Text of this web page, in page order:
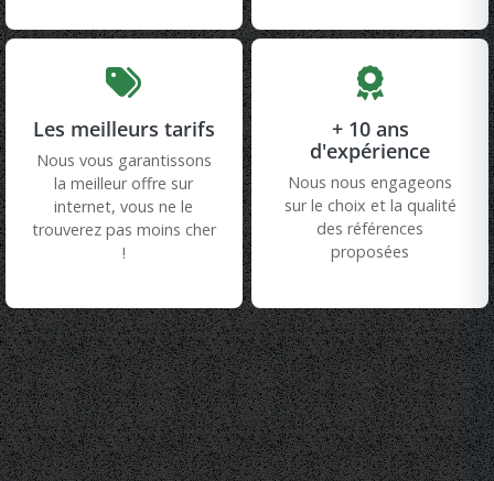
Les meilleurs tarifs
Nous vous garantissons
la meilleur offre sur
internet, vous ne le
trouverez pas moins cher
!
+ 10 ans
d'expérience
Nous nous engageons
sur le choix et la qualité
des références
proposées